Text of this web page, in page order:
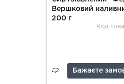
Вершковий
200 г
Код
Д2 Бажаєте